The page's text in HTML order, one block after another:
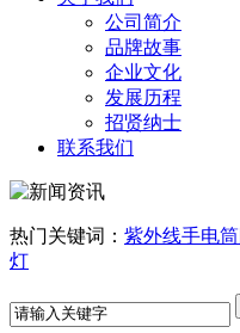
公司简介
品牌故事
企业文化
发展历程
招贤纳士
联系我们
热门关键词： 紫外线手电筒
灯